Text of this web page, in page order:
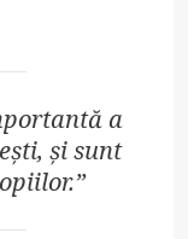
a
și sunt